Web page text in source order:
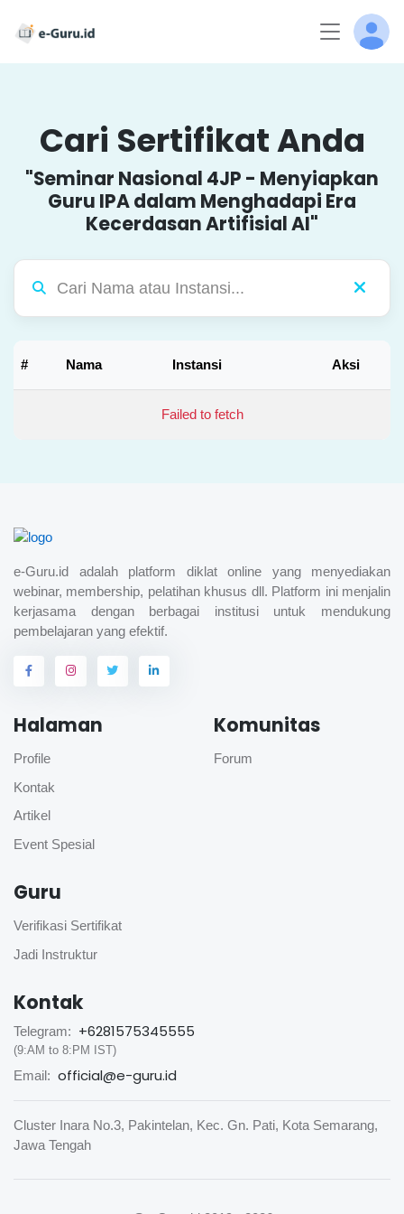
Cari Sertifikat Anda
"Seminar Nasional 4JP - Menyiapkan
Guru IPA dalam Menghadapi Era
Kecerdasan Artifisial AI"
# Nama Instansi Aksi
Failed to fetch
e-Guru.id adalah platform diklat online yang menyediakan
webinar, membership, pelatihan khusus dll. Platform ini menjalin
kerjasama dengan berbagai institusi untuk mendukung
pembelajaran yang efektif.
Halaman
Profile
Kontak
Artikel
Event Spesial
Komunitas
Forum
Guru
Verifikasi Sertifikat
Jadi Instruktur
Kontak
Telegram: +6281575345555
(9:AM to 8:PM IST)
Email: official@e-guru.id
Cluster Inara No.3, Pakintelan, Kec. Gn. Pati, Kota Semarang,
Jawa Tengah